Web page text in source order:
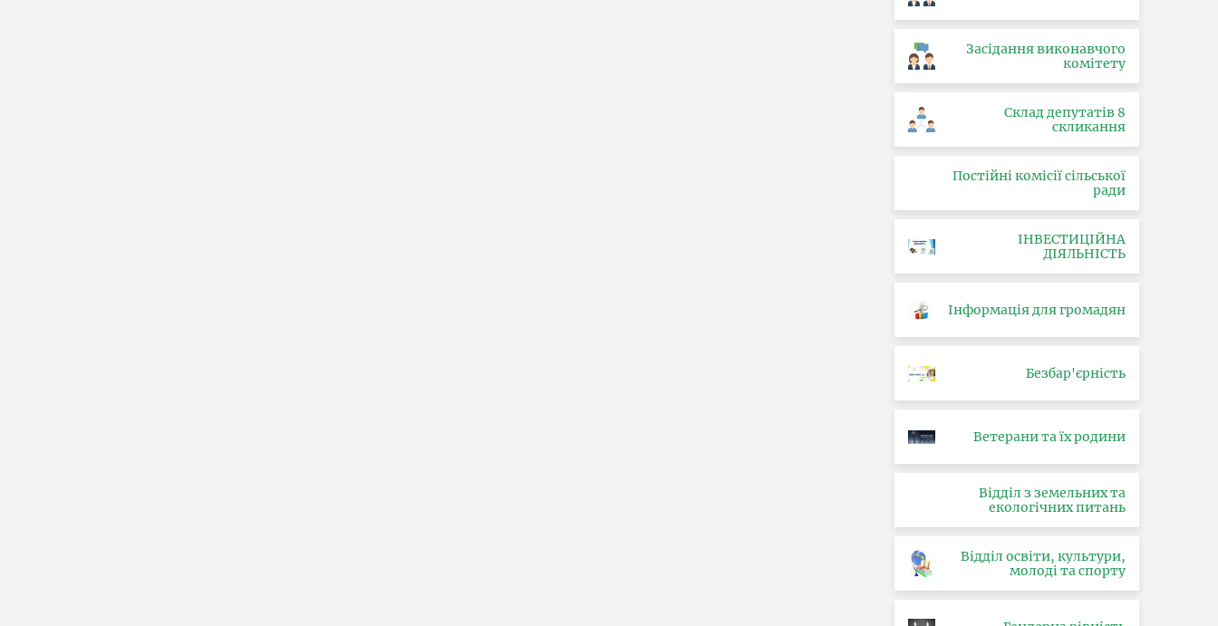
Засідання виконавчого
комітету
Склад депутатів 8
скликання
Постійні комісії сільської
ради
ІНВЕСТИЦІЙНА
ДІЯЛЬНІСТЬ
Інформація для громадян
Безбар'єрність
Ветерани та їх родини
Відділ з земельних та
екологічних питань
Відділ освіти, культури,
молоді та спорту